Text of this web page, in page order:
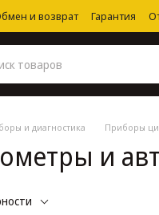
и возврат Гарантия
и диагностика Приборы
и